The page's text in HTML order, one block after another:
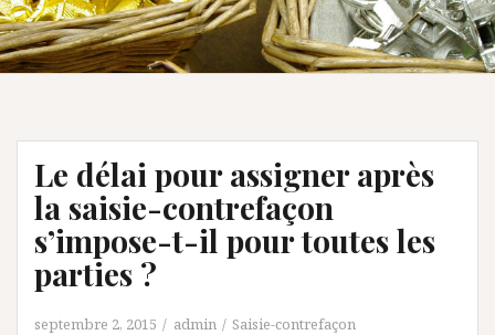
Le délai pour assigner après
la saisie-contrefaçon
s’impose-t-il pour toutes les
parties ?
septembre 2, 2015 admin Saisie-contrefaçon